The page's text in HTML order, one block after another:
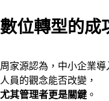
數位轉型的成
周家源認為，中小企業
人員的觀念能否改變，
尤其管理者更是關鍵 。